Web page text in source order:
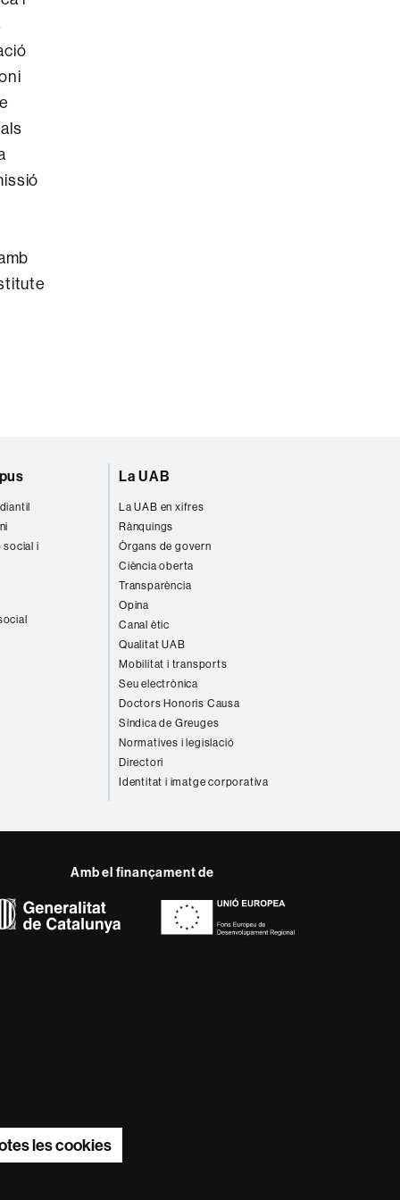
les cookies
social i
La UAB
La UAB en xifres
Rànquings
Òrgans de govern
Ciència oberta
Transparència
Opina
Canal ètic
Qualitat UAB
Mobilitat i transports
Seu electrònica
Doctors Honoris Causa
Síndica de Greuges
Normatives i legislació
Directori
Identitat i imatge corporativa
Amb el finançament de
diversificada,
models de l'Europa
innovador de la seva